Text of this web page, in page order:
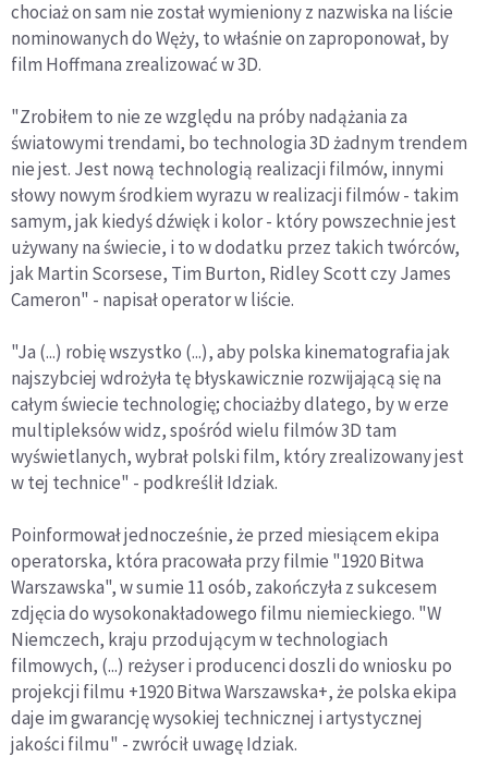
chociaż on sam nie został wymieniony z nazwiska na liście
nominowanych do Węży, to właśnie on zaproponował, by
film Hoffmana zrealizować w 3D.
"Zrobiłem to nie ze względu na próby nadążania za
światowymi trendami, bo technologia 3D żadnym trendem
nie jest. Jest nową technologią realizacji filmów, innymi
słowy nowym środkiem wyrazu w realizacji filmów - takim
samym, jak kiedyś dźwięk i kolor - który powszechnie jest
używany na świecie, i to w dodatku przez takich twórców,
jak Martin Scorsese, Tim Burton, Ridley Scott czy James
Cameron" - napisał operator w liście.
"Ja (...) robię wszystko (...), aby polska kinematografia jak
najszybciej wdrożyła tę błyskawicznie rozwijającą się na
całym świecie technologię; chociażby dlatego, by w erze
multipleksów widz, spośród wielu filmów 3D tam
wyświetlanych, wybrał polski film, który zrealizowany jest
w tej technice" - podkreślił Idziak.
Poinformował jednocześnie, że przed miesiącem ekipa
operatorska, która pracowała przy filmie "1920 Bitwa
Warszawska", w sumie 11 osób, zakończyła z sukcesem
zdjęcia do wysokonakładowego filmu niemieckiego. "W
Niemczech, kraju przodującym w technologiach
filmowych, (...) reżyser i producenci doszli do wniosku po
projekcji filmu +1920 Bitwa Warszawska+, że polska ekipa
daje im gwarancję wysokiej technicznej i artystycznej
jakości filmu" - zwrócił uwagę Idziak.